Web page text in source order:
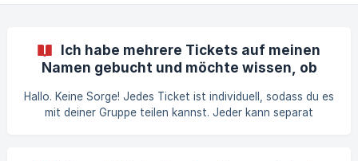
Ich habe mehrere Tickets auf meinen
Namen gebucht und möchte wissen, ob
müssen oder ob sie getrenn
Hallo. Keine Sorge! Jedes Ticket ist individuell, sodass du es
mit deiner Gruppe teilen kannst. Jeder kann separat